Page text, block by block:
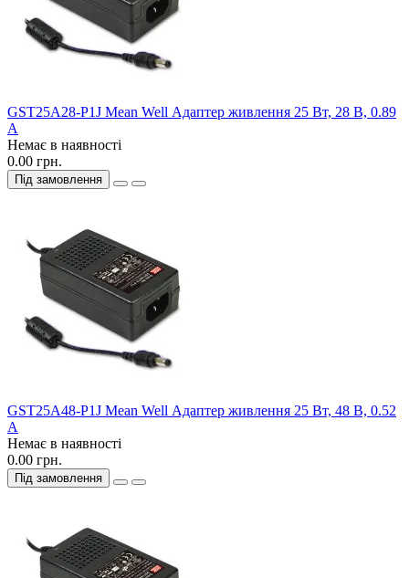
GST25A28-P1J Mean Well Адаптер живлення 25 Вт, 28 В, 0.89
А
Немає в наявності
0.00 грн.
Під замовлення
GST25A48-P1J Mean Well Адаптер живлення 25 Вт, 48 В, 0.52
А
Немає в наявності
0.00 грн.
Під замовлення